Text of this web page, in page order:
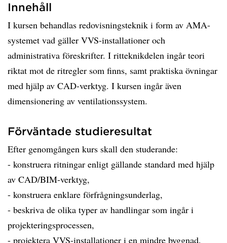
Innehåll
I kursen behandlas redovisningsteknik i form av AMA-
systemet vad gäller VVS-installationer och
administrativa föreskrifter. I ritteknikdelen ingår teori
riktat mot de ritregler som finns, samt praktiska övningar
med hjälp av CAD-verktyg. I kursen ingår även
dimensionering av ventilationssystem.
Förväntade studieresultat
Efter genomgången kurs skall den studerande:
- konstruera ritningar enligt gällande standard med hjälp
av CAD/BIM-verktyg,
- konstruera enklare förfrågningsunderlag,
- beskriva de olika typer av handlingar som ingår i
projekteringsprocessen,
- projektera VVS-installationer i en mindre byggnad,